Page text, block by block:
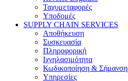
Ταχυμεταφορές
Υποδομές
SUPPLY CHAIN SERVICES
Αποθήκευση
Συσκευασία
Πληροφορική
Ιχνηλασιμότητα
Κωδικοποίηση & Σήμανση
Υπηρεσίες